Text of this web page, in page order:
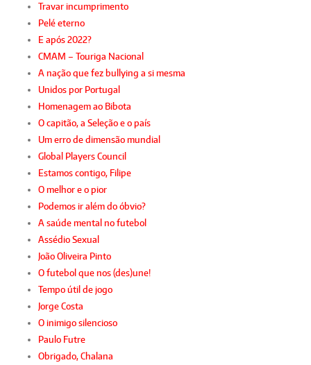
Travar incumprimento
Pelé eterno
E após 2022?
CMAM – Touriga Nacional
A nação que fez bullying a si mesma
Unidos por Portugal
Homenagem ao Bibota
O capitão, a Seleção e o país
Um erro de dimensão mundial
Global Players Council
Estamos contigo, Filipe
O melhor e o pior
Podemos ir além do óbvio?
A saúde mental no futebol
Assédio Sexual
João Oliveira Pinto
O futebol que nos (des)une!
Tempo útil de jogo
Jorge Costa
O inimigo silencioso
Paulo Futre
Obrigado, Chalana